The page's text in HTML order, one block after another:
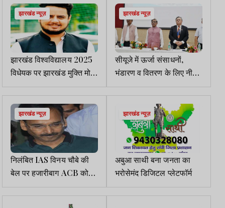
झारखंड न्यूज़
झारखंड विश्वविद्यालय 2025
विधेयक पर झारखंड मुक्ति मोर्चा
का बड़ा बयान
झारखंड न्यूज़
सीयूजे में ऊर्जा संसाधनों,
भंडारण व वितरण के लिए नीति
एकीकरण विषय पर
अंतरराष्ट्रीय सेमिनार
झारखंड न्यूज़
निलंबित IAS विनय चौबे की
बेल पर हजारीबाग ACB कोर्ट
में अब 6 सितंबर को सुनवाई
झारखंड न्यूज़
अबुआ साथी बना जनता का
भरोसेमंद डिजिटल प्लेटफॉर्म